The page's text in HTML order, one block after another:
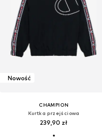
Nowość
CHAMPION
Kurtka przejściowa
239,90 zł